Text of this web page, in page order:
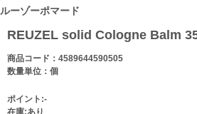
ルーゾーポマード
REUZEL solid Cologne Balm
商品コード：4589644590505
数量単位：個
ポイント:-